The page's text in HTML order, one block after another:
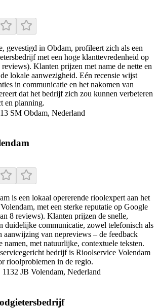
gevestigd in Obdam, profileert zich als een
met een hoge klanttevredenheid op
Klanten prijzen met name de nette en
lokale aanwezigheid. Eén recensie wijst
in communicatie en het nakomen van
dat het bedrijf zich zou kunnen verbeteren
en planning.
SM Obdam, Nederland
is een lokaal opererende rioolexpert aan het
met een sterke reputatie op Google
8 reviews). Klanten prijzen de snelle,
duidelijke communicatie, zowel telefonisch als
aanwijzing van nepreviews – de feedback
namen, met natuurlijke, contextuele teksten.
bedrijf is Rioolservice Volendam
rioolproblemen in de regio.
JB Volendam, Nederland